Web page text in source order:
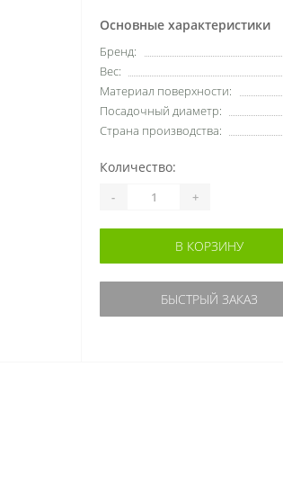
Основные характеристики
Бренд:
Вес:
Материал поверхности:
Посадочный диаметр:
Страна производства:
Количество:
- +
В КОРЗИНУ
БЫСТРЫЙ ЗАКАЗ